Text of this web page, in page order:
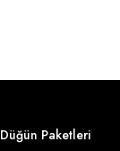
Düğün Paketleri